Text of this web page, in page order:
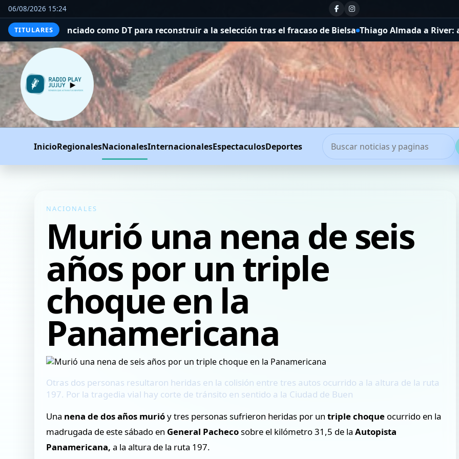
06/08/2026 15:24
TITULARES
como DT para reconstruir a la selección tras el fracaso de Bielsa Thiago Almada a River: acuerdo total
InicioRegionalesNacionalesInternacionalesEspectaculosDeportes
NACIONALES
Murió una nena de seis
años por un triple
choque en la
Panamericana
Otras dos personas resultaron heridas en la colisión entre tres autos ocurrido a la altura de la ruta
197. Por la tragedia vial hay corte de tránsito en sentido a la Ciudad de Buen
Una nena de dos años murióy tres personas sufrieron heridas por untriple choque ocurrido en la
madrugada de este sábado en General Pachecosobre el kilómetro 31,5 de laAutopista
Panamericana, a la altura de la ruta 197.